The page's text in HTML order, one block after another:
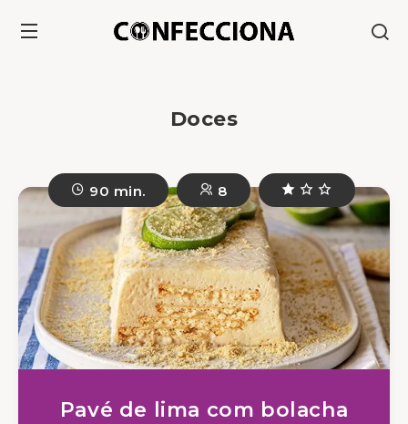
Doces
90 min. 8
Pavé de lima com bolacha